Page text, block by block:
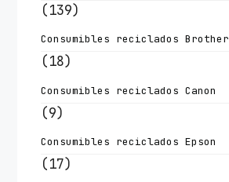
(139)
Consumibles reciclados Brother
(18)
Consumibles reciclados Canon
(9)
Consumibles reciclados Epson
(17)